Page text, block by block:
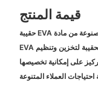
قيمة المنتج
حقيبة EVA المصممة خصيصًا هي حقيبة متينة ماصة للصدمات مصنوعة من مادة
EVA بسماكة 5 مم، بأبعاد 25×20×8 سم. صُممت هذه الحقيبة لتخزين وتنظيم
على إمكانية تخصيصها